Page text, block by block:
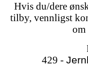
Hvis du/dere
tilby, vennligst
om
Drammen:
429 -